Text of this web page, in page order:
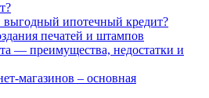
ипотечный кредит?
печатей и штампов
— преимущества, недостатки и
магазинов – основная